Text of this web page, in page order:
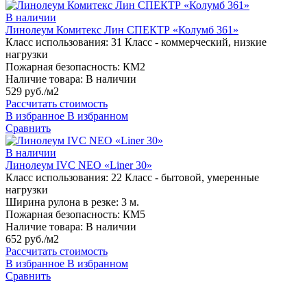
В наличии
Линолеум Комитекс Лин СПЕКТР «Колумб 361»
Класс использования: 31 Класс - коммерческий, низкие
нагрузки
Пожарная безопасность: КМ2
Наличие товара: В наличии
529 руб./м2
Рассчитать стоимость
В избранное В избранном
Сравнить
В наличии
Линолеум IVC NEO «Liner 30»
Класс использования: 22 Класс - бытовой, умеренные
нагрузки
Ширина рулона в резке: 3 м.
Пожарная безопасность: КМ5
Наличие товара: В наличии
652 руб./м2
Рассчитать стоимость
В избранное В избранном
Сравнить